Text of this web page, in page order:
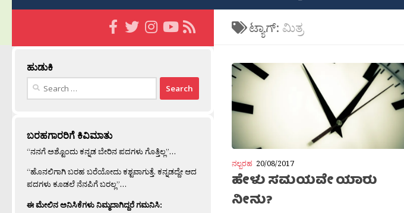
ಟ್ಯಾಗ್: ಮಿತ್ರ
ನಲ್ಬರಹ 20/08/2017
ಹೇಳು ಸಮಯವೇ ಯಾರು
ನೀನು?
ಹುಡುಕಿ
Search
ಬರಹಗಾರರಿಗೆ ಕಿವಿಮಾತು
“ನನಗೆ ಅಶ್ಟೊಂದು ಕನ್ನಡ ಬೇರಿನ ಪದಗಳು ಗೊತ್ತಿಲ್ಲ”…
“ಹೊನಲಿಗಾಗಿ ಬರಹ ಬರೆಯೋದು ಕಶ್ಟವಾಗುತ್ತೆ. ಕನ್ನಡದ್ದೇ ಆದ
ಪದಗಳು ಕೂಡಲೆ ನೆನಪಿಗೆ ಬರಲ್ಲ”…
ಈ ಮೇಲಿನ ಅನಿಸಿಕೆಗಳು ನಿಮ್ಮದಾಗಿದ್ದರೆ ಗಮನಿಸಿ: